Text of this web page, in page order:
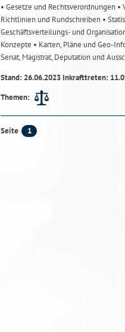
• Gesetze und Rechtsverordnungen •
Richtlinien und Rundschreiben •
Geschäftsverteilungs- und
Konzepte • Karten, Pläne und Geo-
Senat, Magistrat, Deputation und
Stand: 26.06.2023 Inkrafttreten:
Themen:
Seite 1